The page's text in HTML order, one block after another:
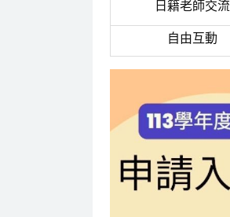
日籍老師交流
自由互動